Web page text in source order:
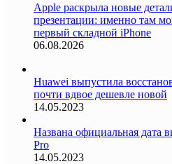
Apple раскрыла новые
презентации: именно там
первый складной iPhone
06.08.2026
Huawei выпустила
почти вдвое дешевле новой
14.05.2023
Названа официальная дата
Pro
14.05.2023